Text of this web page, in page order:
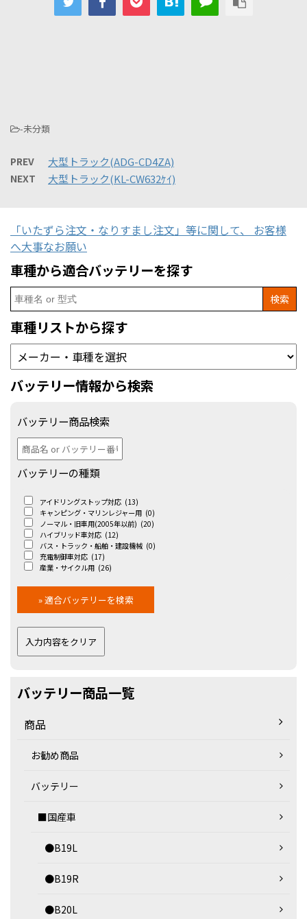
-未分類
PREV 大型トラック(ADG-CD4ZA)
NEXT 大型トラック(KL-CW632ｹｲ)
「いたずら注文・なりすまし注文」等に関して、 お客様
へ大事なお願い
車種から適合バッテリーを探す
Search
for:
車種リストから探す
バッテリー情報から検索
バッテリー商品検索
バッテリーの種類
アイドリングストップ対応 (13)
キャンピング・マリンレジャー用 (0)
ノーマル・旧車用(2005年以前) (20)
ハイブリッド車対応 (12)
バス・トラック・船舶・建設機械 (0)
充電制御車対応 (17)
産業・サイクル用 (26)
バッテリー商品一覧
商品
お勧め商品
バッテリー
■国産車
●B19L
●B19R
●B20L